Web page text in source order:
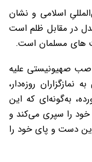
اسلامی و نشان‌
در مقابل ظلم است
های مسلمان است.
صهیونیستی علیه
روزه‌دار،
به‌گونه‌ای که این
خود را سپری می‌کند و
دست و پای خود را